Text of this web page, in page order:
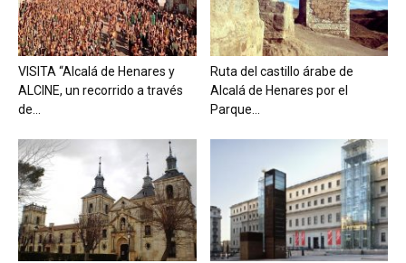
VISITA “Alcalá de Henares y
ALCINE, un recorrido a través
de...
Ruta del castillo árabe de
Alcalá de Henares por el
Parque...